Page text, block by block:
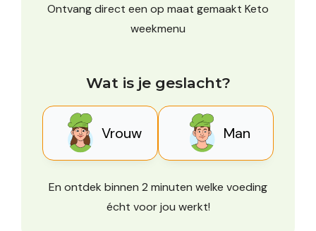
Ontvang direct een op maat gemaakt Keto
weekmenu
Wat is je geslacht?
Vrouw Man
En ontdek binnen 2 minuten welke voeding
écht voor jou werkt!